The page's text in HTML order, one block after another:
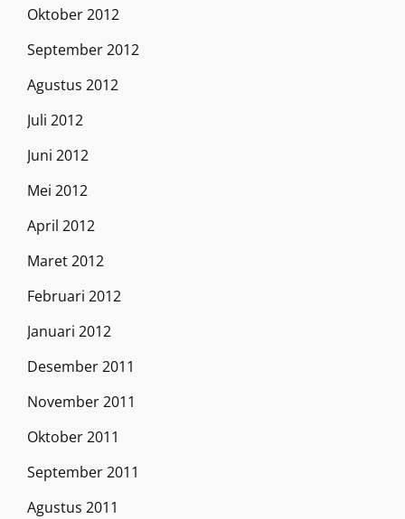
Oktober 2012
September 2012
Agustus 2012
Juli 2012
Juni 2012
Mei 2012
April 2012
Maret 2012
Februari 2012
Januari 2012
Desember 2011
November 2011
Oktober 2011
September 2011
Agustus 2011